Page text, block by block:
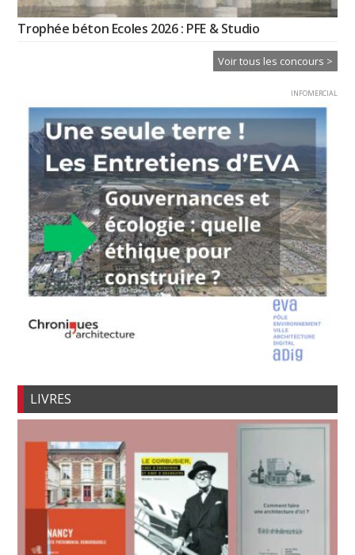
Trophée béton Ecoles 2026 : PFE & Studio
Voir tous les concours >
INFOMERCIAL
LIVRES